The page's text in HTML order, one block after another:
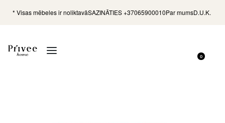
* Visas mēbeles ir noliktavāSAZINĀTIES +37065900010Par mumsD.U.K.
0